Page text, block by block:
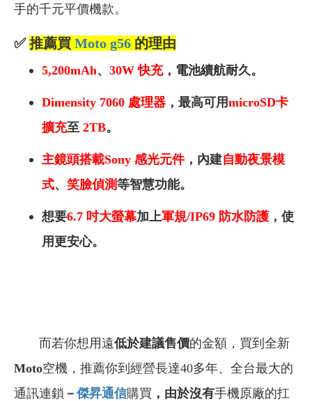
手的千元平價機款。
✅ 推薦買 Moto g56 的理由
5,200mAh、 30W 快充，電池續航耐久。
Dimensity 7060 處理器 ， 最高可用microSD卡
擴充至 2TB。
主鏡頭搭載Sony 感光元件，內建自動夜景模
式、 笑臉偵測等智慧功能。
想要6.7 吋大螢幕加上軍規/IP69 防水防護 ，使
用更安心。
而若你想用遠低於建議售價的金額，買到全新
Moto空機，推薦你到經營長達40多年、全台最大的
通訊連鎖 － 傑昇通信購買 ，由於沒有手機原廠的扛